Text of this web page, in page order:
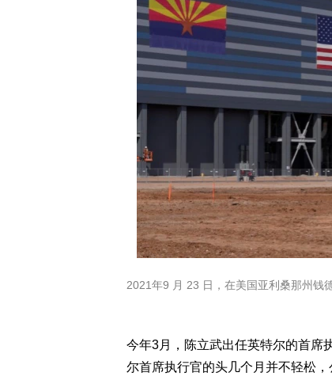
2021年9 月 23 日，在美国亚利桑那州钱
今年3月，陈立武出任英特尔的首席
尔首席执行官的头几个月并不轻松